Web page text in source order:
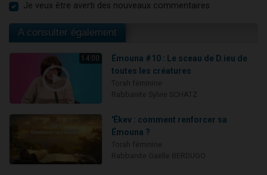
Je veux être averti des nouveaux commentaires
A consulter également
14:00
Émouna #10 : Le sceau de D.ieu de
toutes les créatures
'Ékev : comment renforcer sa
Émouna ?